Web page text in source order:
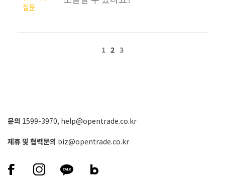
질문
1 2 3
문의 1599-3970, help@opentrade.co.kr
제휴 및 협력문의 biz@opentrade.co.kr